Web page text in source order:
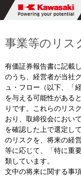
事業等のリス
有価証券報告書に記載
のうち、経営者が当社
ュ・フロー（以下、「
を与える可能性がある
りです。これらのリス
おり、取締役会におい
を確認した上で選定し
のリスクを、将来の経
等に応じて、「特に重
類しています。
文中の将来に関する事